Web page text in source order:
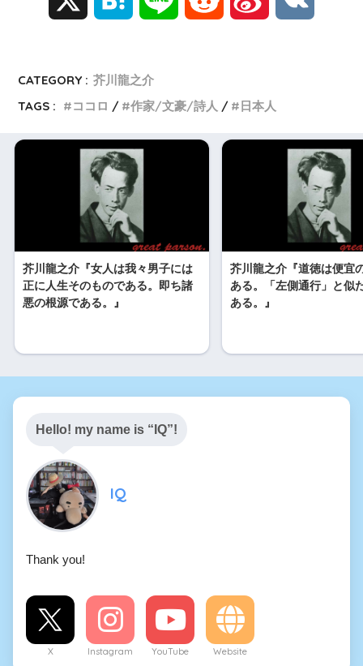
t
e
n
a
e a
b
CATEGORY : 芥川龍之介
TAGS :
ココロ 作家/文豪/詩人 日本人
芥川龍之介『女人は我々男子には
正に人生そのものである。即ち諸
悪の根源である。』
芥川龍之介『道徳は便宜
ある。「左側通行」と似
ある。』
Hello! my name is “IQ”!
IQ
Thank you!
X Instagram YouTube Website